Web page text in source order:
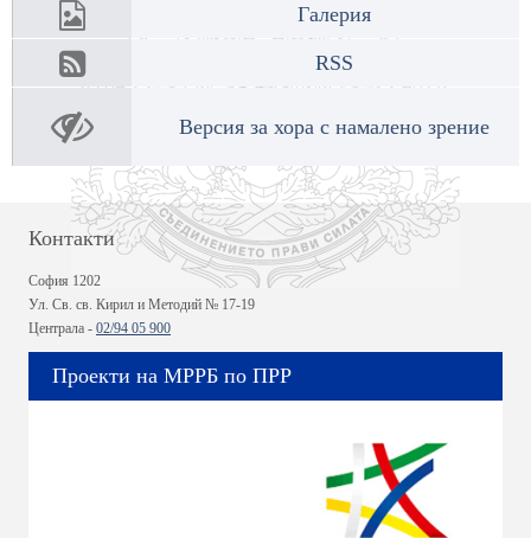
Галерия
RSS
Версия за хора с намалено зрение
Контакти
София 1202
Ул. Св. св. Кирил и Методий № 17-19
Централа - 02/94 05 900
Проекти на МРРБ по ПРР